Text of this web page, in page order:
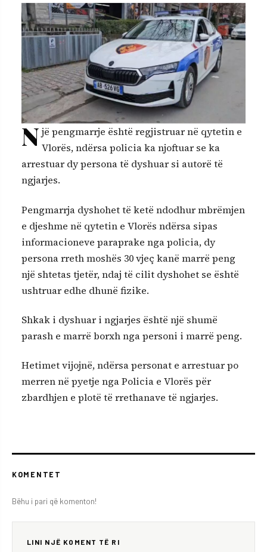
N jë pengmarrje është regjistruar në qytetin e
Vlorës, ndërsa policia ka njoftuar se ka
arrestuar dy persona të dyshuar si autorë të
ngjarjes.
Pengmarrja dyshohet të ketë ndodhur mbrëmjen
e djeshme në qytetin e Vlorës ndërsa sipas
informacioneve paraprake nga policia, dy
persona rreth moshës 30 vjeç kanë marrë peng
një shtetas tjetër, ndaj të cilit dyshohet se është
ushtruar edhe dhunë fizike.
Shkak i dyshuar i ngjarjes është një shumë
parash e marrë borxh nga personi i marrë peng.
Hetimet vijojnë, ndërsa personat e arrestuar po
merren në pyetje nga Policia e Vlorës për
zbardhjen e plotë të rrethanave të ngjarjes.
KOMENTET
Bëhu i pari që komenton!
LINI NJË KOMENT TË RI